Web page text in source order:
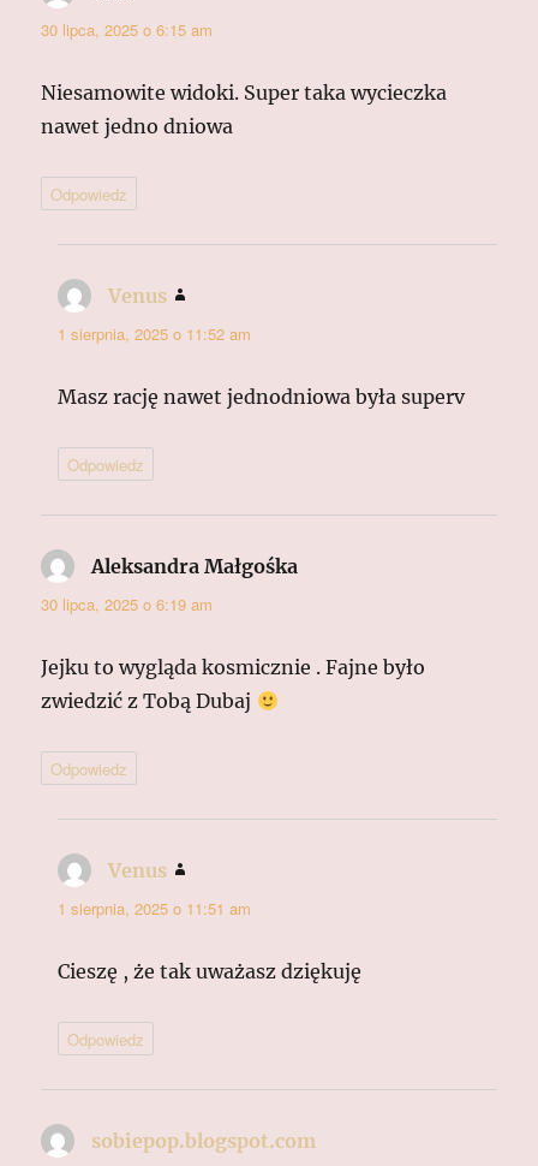
30 lipca, 2025 o 6:15 am
Niesamowite widoki. Super taka wycieczka
nawet jedno dniowa
Odpowiedz
Venus
1 sierpnia, 2025 o 11:52 am
Masz rację nawet jednodniowa była superv
Odpowiedz
Aleksandra Małgośka
30 lipca, 2025 o 6:19 am
Jejku to wygląda kosmicznie . Fajne było
zwiedzić z Tobą Dubaj
Odpowiedz
Venus
1 sierpnia, 2025 o 11:51 am
Cieszę , że tak uważasz dziękuję
Odpowiedz
sobiepop.blogspot.com